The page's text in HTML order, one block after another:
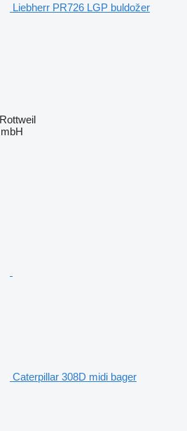
Liebherr PR726 LGP buldožer
Caterpillar 308D midi bager